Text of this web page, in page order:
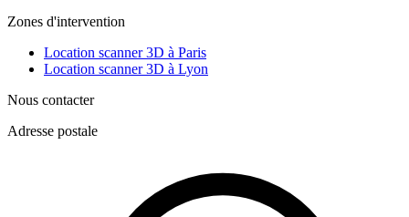
Zones d'intervention
Location scanner 3D à Paris
Location scanner 3D à Lyon
Nous contacter
Adresse postale